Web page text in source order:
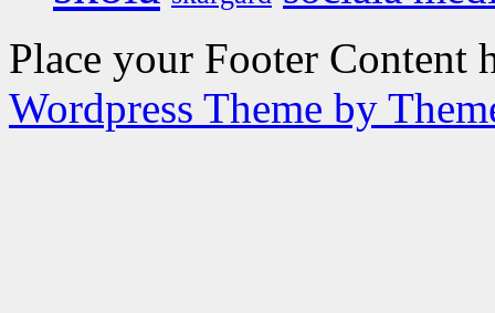
Place your Footer Content
Wordpress Theme by